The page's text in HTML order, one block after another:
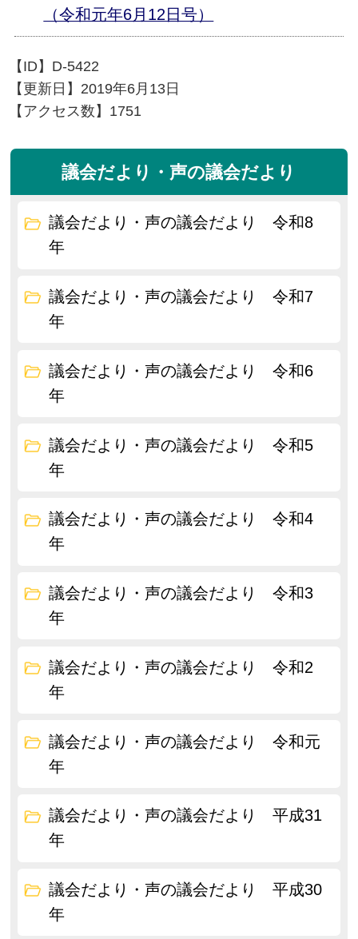
（令和元年6月12日号）
【ID】 D-5422
【更新日】 2019年6月13日
【アクセス数】 1751
議会だより・声の議会だより
議会だより・声の議会だより 令和8
年
議会だより・声の議会だより 令和7
年
議会だより・声の議会だより 令和6
年
議会だより・声の議会だより 令和5
年
議会だより・声の議会だより 令和4
年
議会だより・声の議会だより 令和3
年
議会だより・声の議会だより 令和2
年
議会だより・声の議会だより 令和元
年
議会だより・声の議会だより 平成31
年
議会だより・声の議会だより 平成30
年